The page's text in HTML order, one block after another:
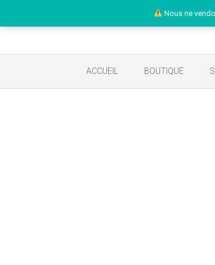
Nous ne
ACCUEIL BOUTIQUE